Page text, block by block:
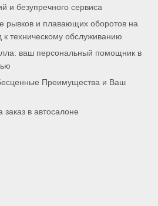
и безупречного сервиса
рывков и плавающих оборотов на
к техническому обслуживанию
ваш персональный помощник в
Преимущества и Ваш
в автосалоне